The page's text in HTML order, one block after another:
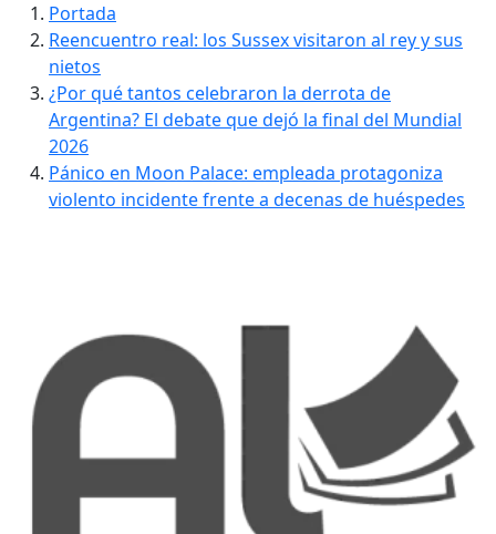
Portada
Reencuentro real: los Sussex visitaron al rey y sus
nietos
¿Por qué tantos celebraron la derrota de
Argentina? El debate que dejó la final del Mundial
2026
Pánico en Moon Palace: empleada protagoniza
violento incidente frente a decenas de huéspedes